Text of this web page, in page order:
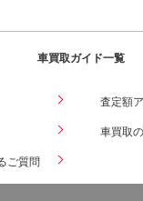
車買取ガイド一覧
査定額
車買取
ご質問